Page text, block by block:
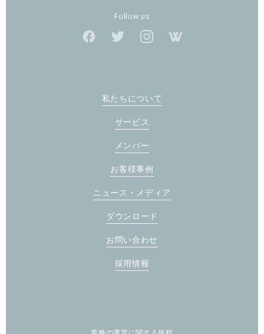
Follow us
私たちについて
サービス
メンバー
お客様事例
ニュース・メディア
ダウンロード
お問い合わせ
採用情報